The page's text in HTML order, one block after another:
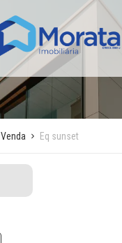
Venda Eq sunset